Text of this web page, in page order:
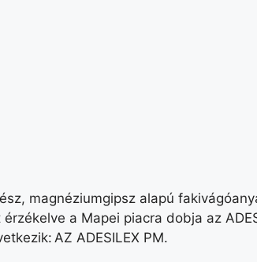
magnéziumgipsz alapú
a Mapei piacra dobja az
AZ ADESILEX PM.